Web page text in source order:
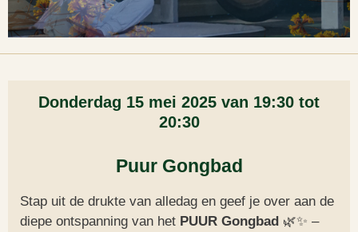
Donderdag 15 mei 2025 van 19:30 tot
20:30
Puur Gongbad
Stap uit de drukte van alledag en geef je over aan de
diepe ontspanning van het PUUR Gongbad 🌿✨ –